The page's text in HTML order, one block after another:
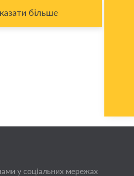
більше
у соціальних мережах